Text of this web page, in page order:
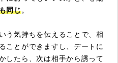
同じ。
う気持ちを伝えることで、相
ことができますし、デートに
したら、次は相手から誘って